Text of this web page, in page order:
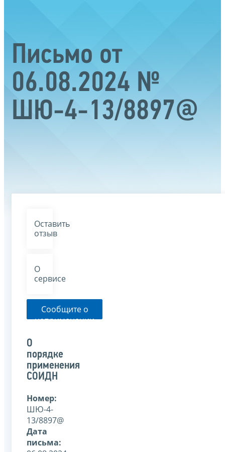
Письмо от
06.08.2024 №
ШЮ-4-13/8897@
Оставить
отзыв
О
сервисе
Сообщите о
неприменении
указанного
письма
О
порядке
применения
СОИДН
Номер:
ШЮ-4-
13/8897@
Дата
письма: